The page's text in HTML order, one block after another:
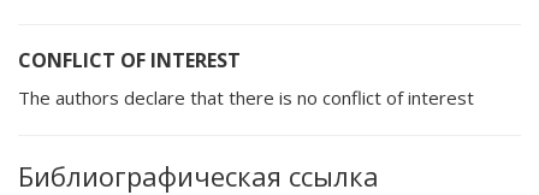
CONFLICT OF INTEREST
The authors declare that there is no conflict of interest
Библиографическая ссылка